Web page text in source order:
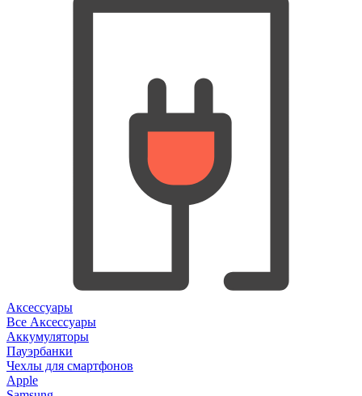
Аксессуары
Все Аксессуары
Аккумуляторы
Пауэрбанки
Чехлы для смартфонов
Apple